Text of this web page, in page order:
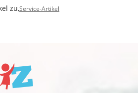
zu,Service-Artikel